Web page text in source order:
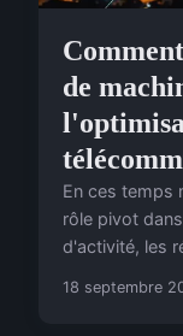
de
En ces temps
rôle pivot
d'activité, les
18 septembre